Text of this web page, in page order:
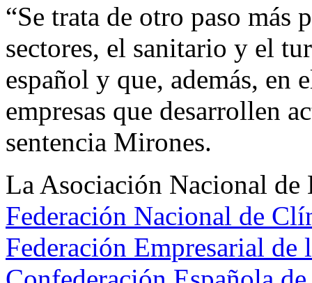
“Se trata de otro paso más
sectores, el sanitario y el
español y que, además,
empresas que desarrollen
sentencia Mirones.
La Asociación Nacional
Federación Nacional de
Federación Empresarial de